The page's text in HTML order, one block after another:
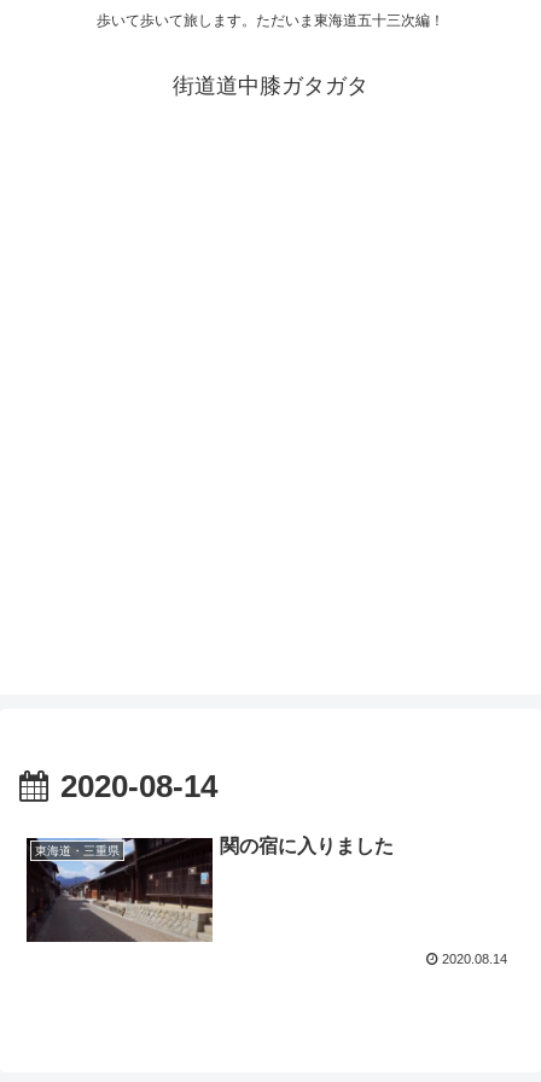
歩いて歩いて旅します。ただいま東海道五十三次編！
街道道中膝ガタガタ
2020-08-14
東海道・三重県 関の宿に入りました
2020.08.14